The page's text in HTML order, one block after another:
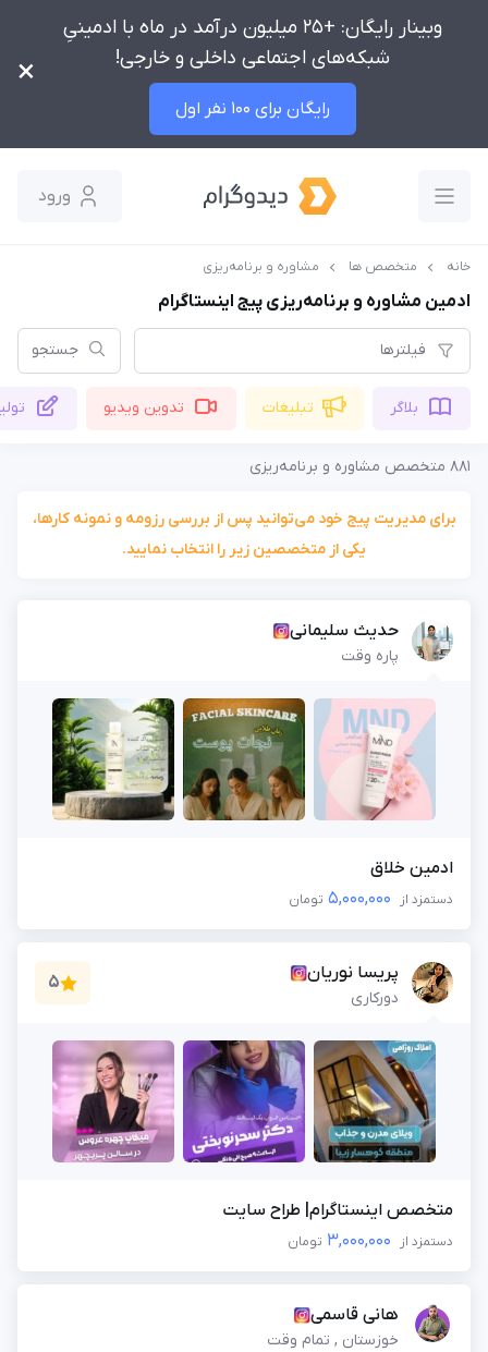
وبینار رایگان: +25 میلیون درآمد در ماه با ادمینیِ
شبکه‌های اجتماعی داخلی و خارجی!
رایگان برای 100 نفر اول
×
ورود
خانه متخصص ها مشاوره و برنامه‌ریزی
ادمین مشاوره و برنامه‌ریزی پیج اینستاگرام
فیلترها جستجو
بلاگر تبلیغات تدوین ویدیو
881 متخصص مشاوره و برنامه‌ریزی
برای مدیریت پیج خود می‌توانید پس از بررسی رزومه و نمونه کارها،
یکی از متخصصین زیر را انتخاب نمایید.
حدیث سلیمانی
پاره وقت
ادمین خلاق
دستمزد از 5,000,000 تومان
پریسا نوریان
دورکاری
5
متخصص اینستاگرام| طراح سایت
دستمزد از 3,000,000 تومان
هانی قاسمی
خوزستان , تمام وقت